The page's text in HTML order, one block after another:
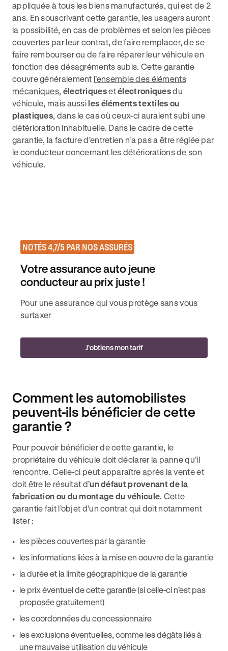
appliquée à tous les biens manufacturés, qui est de 2
ans. En souscrivant cette garantie, les usagers auront
la possibilité, en cas de problèmes et selon les pièces
couvertes par leur contrat, de faire remplacer, de se
faire rembourser ou de faire réparer leur véhicule en
fonction des désagréments subis. Cette garantie
couvre généralement l’ensemble des éléments
mécaniques, électriquesetélectroniquesdu
véhicule, mais aussiles éléments textiles ou
plastiques, dans le cas où ceux-ci auraient subi une
détérioration inhabituelle. Dans le cadre de cette
garantie, la facture d'entretien n'a pas a être réglée par
le conducteur concernant les détériorations de son
véhicule.
NOTÉS 4,7/5 PAR NOS ASSURÉS
Votre assurance auto jeune
conducteur au prix juste !
Pour une assurance qui vous protège sans vous
surtaxer
J’obtiens mon tarif
Comment les automobilistes
peuvent-ils bénéficier de cette
garantie ?
Pour pouvoir bénéficier de cette garantie, le
propriétaire du véhicule doit déclarer la panne qu’il
rencontre. Celle-ci peut apparaître après la vente et
doit être le résultat d’un défaut provenant de la
fabrication ou du montage du véhicule. Cette
garantie fait l’objet d’un contrat qui doit notamment
lister :
les pièces couvertes par la garantie
les informations liées à la mise en oeuvre de la garantie
la durée et la limite géographique de la garantie
le prix éventuel de cette garantie (si celle-ci n’est pas
proposée gratuitement)
les coordonnées du concessionnaire
les exclusions éventuelles, comme les dégâts liés à
une mauvaise utilisation du véhicule